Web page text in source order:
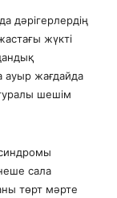
дәрігерлердің
жүкті
ауыр жағдайда
шешім
сала
төрт мәрте